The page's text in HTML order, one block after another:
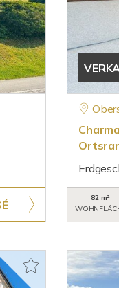
82 m²